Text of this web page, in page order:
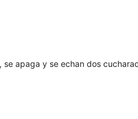
apaga y se echan dos